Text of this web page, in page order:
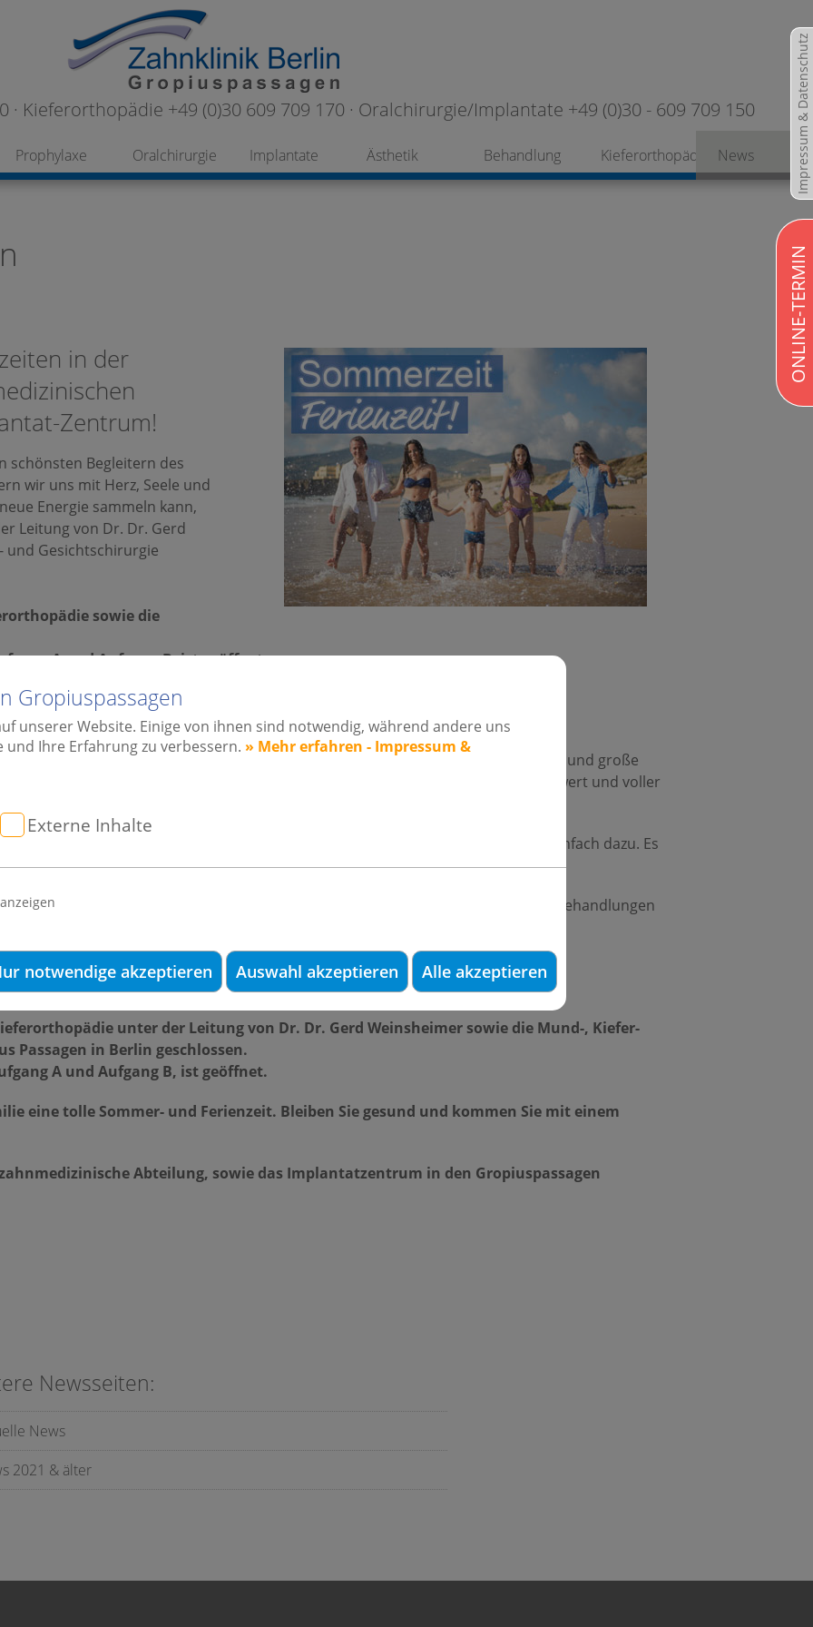
Gropiuspassagen
unserer Website. Einige von ihnen sind notwendig, während andere uns
und Ihre Erfahrung zu verbessern. » Mehr erfahren - Impressum &
Externe Inhalte
notwendige akzeptieren Auswahl akzeptieren Alle akzeptieren
Impressum & Datenschutz
ONLINE-TERMIN
Kieferorthopädie +49 (0)30 609 709 170 · Oralchirurgie/Implantate +49 (0)30 - 609 709 150
Prophylaxe Oralchirurgie Implantate Ästhetik Behandlung Kieferorthopädie News
in der
Zentrum!
schönsten Begleitern des
wir uns mit Herz, Seele und
Energie sammeln kann,
Leitung von Dr. Dr. Gerd
und Gesichtschirurgie
sowie die
A und Aufgang B, ist geöffnet.
das Leben zu genießen
Zeit mit der Familie, gemeinsames Lachen, kleine Abenteuer im Alltag und große
zeigen uns, wie leicht und ehrlich ein Lächeln sein kann – ansteckend, unbeschwert und voller
im Freibad oder auf Reisen – ein gesundes Lächeln gehört zur unbeschwertheit einfach dazu. Es
es macht die schönsten Momente noch ein bisschen heller.
bei Ihrer Terminplanung und stimmen Sie anstehende Kontrollen oder Behandlungen
auch während der Ferien optimal gesichert.
beachten!
unter der Leitung von Dr. Dr. Gerd Weinsheimer sowie die Mund-, Kiefer-
Passagen in Berlin geschlossen.
A und Aufgang B, ist geöffnet.
eine tolle Sommer- und Ferienzeit. Bleiben Sie gesund und kommen Sie mit einem
Abteilung, sowie das Implantatzentrum in den Gropiuspassagen
Newsseiten:
News
2021 & älter